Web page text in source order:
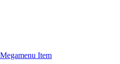
Item